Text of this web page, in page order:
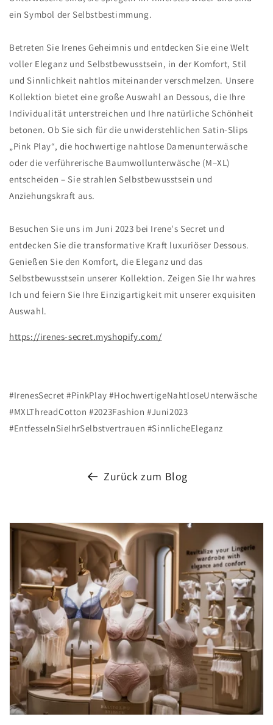
ein Symbol der Selbstbestimmung.
Betreten Sie Irenes Geheimnis und entdecken Sie eine Welt
voller Eleganz und Selbstbewusstsein, in der Komfort, Stil
und Sinnlichkeit nahtlos miteinander verschmelzen. Unsere
Kollektion bietet eine große Auswahl an Dessous, die Ihre
Individualität unterstreichen und Ihre natürliche Schönheit
betonen. Ob Sie sich für die unwiderstehlichen Satin-Slips
„Pink Play“, die hochwertige nahtlose Damenunterwäsche
oder die verführerische Baumwollunterwäsche (M–XL)
entscheiden – Sie strahlen Selbstbewusstsein und
Anziehungskraft aus.
Besuchen Sie uns im Juni 2023 bei Irene's Secret und
entdecken Sie die transformative Kraft luxuriöser Dessous.
Genießen Sie den Komfort, die Eleganz und das
Selbstbewusstsein unserer Kollektion. Zeigen Sie Ihr wahres
Ich und feiern Sie Ihre Einzigartigkeit mit unserer exquisiten
Auswahl.
https://irenes-secret.myshopify.com/
#IrenesSecret #PinkPlay #HochwertigeNahtloseUnterwäsche
#MXLThreadCotton #2023Fashion #Juni2023
#EntfesselnSieIhrSelbstvertrauen #SinnlicheEleganz
Zurück zum Blog